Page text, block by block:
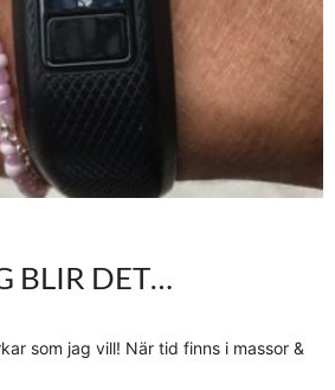
BLIR DET…
som jag vill! När tid finns i massor &